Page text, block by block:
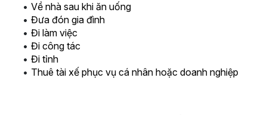
Về nhà sau khi ăn uống
Đưa đón gia đình
Đi làm việc
Đi công tác
Đi tỉnh
Thuê tài xế phục vụ cá nhân hoặc doanh nghiệp